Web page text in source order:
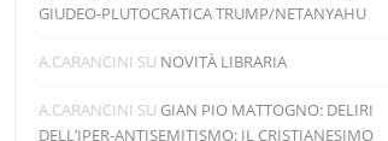
GIUDEO-PLUTOCRATICA TRUMP/NETANYAHU
A.CARANCINI SU NOVITÀ LIBRARIA
A.CARANCINI SU GIAN PIO MATTOGNO: DELIRI
DELL’IPER-ANTISEMITISMO: IL CRISTIANESIMO